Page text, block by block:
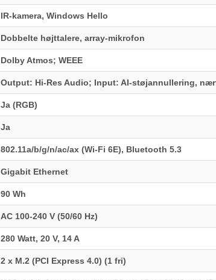
IR-kamera, Windows Hello
Dobbelte højttalere, array-mikrofon
Dolby Atmos; WEEE
Output: Hi-Res Audio; Input: AI-støjannullering,
Ja (RGB)
Ja
802.11a/b/g/n/ac/ax (Wi-Fi 6E), Bluetooth 5.3
Gigabit Ethernet
90 Wh
AC 100-240 V (50/60 Hz)
280 Watt, 20 V, 14 A
2 x M.2 (PCI Express 4.0) (1 fri)